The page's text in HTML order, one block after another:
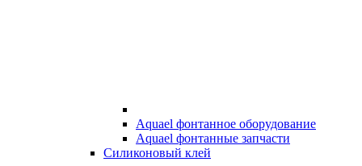
Aquael фонтанное оборудование
Aquael фонтанные запчасти
Силиконовый клей